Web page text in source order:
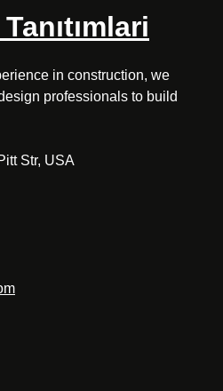
in construction, we
professionals to build
Str, USA